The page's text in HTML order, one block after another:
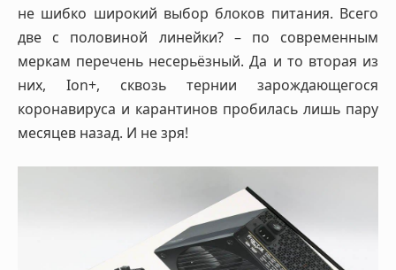
не шибко широкий выбор блоков питания. Всего
две с половиной линейки? – по современным
меркам перечень несерьёзный. Да и то вторая из
них, Ion+, сквозь тернии зарождающегося
коронавируса и карантинов пробилась лишь пару
месяцев назад. И не зря!